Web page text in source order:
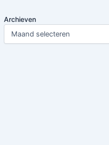
Archieven